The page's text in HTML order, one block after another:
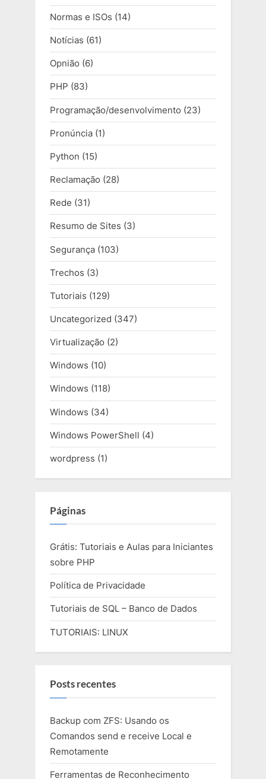
Normas e ISOs (14)
Notícias (61)
Opnião (6)
PHP (83)
Programação/desenvolvimento (23)
Pronúncia (1)
Python (15)
Reclamação (28)
Rede (31)
Resumo de Sites (3)
Segurança (103)
Trechos (3)
Tutoriais (129)
Uncategorized (347)
Virtualização (2)
Windows (10)
Windows (118)
Windows (34)
Windows PowerShell (4)
wordpress (1)
Páginas
Grátis: Tutoriais e Aulas para Iniciantes
sobre PHP
Política de Privacidade
Tutoriais de SQL – Banco de Dados
TUTORIAIS: LINUX
Posts recentes
Backup com ZFS: Usando os
Comandos send e receive Local e
Remotamente
Ferramentas de Reconhecimento